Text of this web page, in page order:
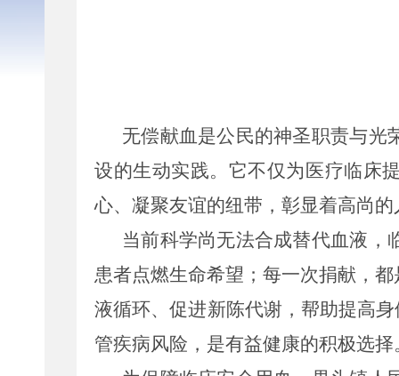
无偿献血是公民的神圣职责与光
设的生动实践。它不仅为医疗临床
心、凝聚友谊的纽带，彰显着高尚
当前科学尚无法合成替代血液，
患者点燃生命希望；每一次捐献，
液循环、促进新陈代谢，帮助提高
管疾病风险，是有益健康的积极选择